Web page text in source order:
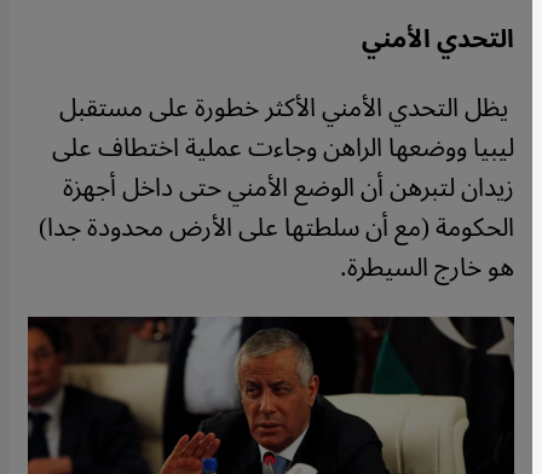
التحدي الأمني
يظل التحدي الأمني الأكثر خطورة على مستقبل
ليبيا ووضعها الراهن وجاءت عملية اختطاف على
زيدان لتبرهن أن الوضع الأمني حتى داخل أجهزة
الحكومة (مع أن سلطتها على الأرض محدودة جدا)
هو خارج السيطرة.